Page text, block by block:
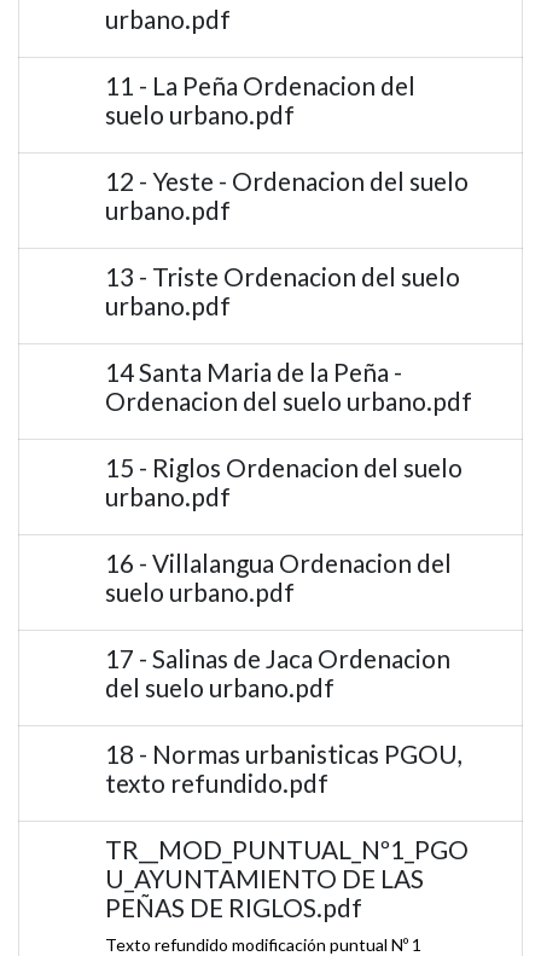
urbano.pdf
11 - La Peña Ordenacion del
suelo urbano.pdf
12 - Yeste - Ordenacion del suelo
urbano.pdf
13 - Triste Ordenacion del suelo
urbano.pdf
14 Santa Maria de la Peña -
Ordenacion del suelo urbano.pdf
15 - Riglos Ordenacion del suelo
urbano.pdf
16 - Villalangua Ordenacion del
suelo urbano.pdf
17 - Salinas de Jaca Ordenacion
del suelo urbano.pdf
18 - Normas urbanisticas PGOU,
texto refundido.pdf
TR__MOD_PUNTUAL_Nº1_PGO
U_AYUNTAMIENTO DE LAS
PEÑAS DE RIGLOS.pdf
Texto refundido modificación puntual Nº 1